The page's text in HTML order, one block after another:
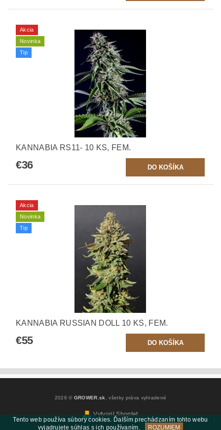
Akcia
Novinka
Tip
KANNABIA RS11- 10 KS, FEM.
€36
Akcia
Novinka
Tip
KANNABIA RUSSIAN DOLL 10 KS, FEM.
€55
2026 © GROWER.sk, všetky práva vyhradené
Vytvoril Shoptet
Tento web používa súbory cookies. Ďalším prechádzaním tohto webu
vyjadrujete súhlas s ich používaním.
ROZUMIEM